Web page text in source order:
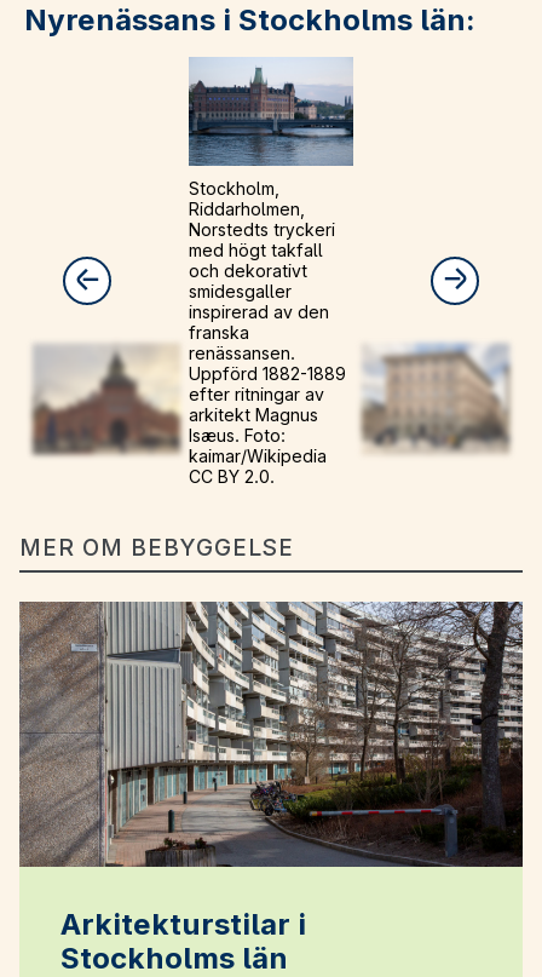
Nyrenässans i Stockholms län:
Stockholm,
Riddarholmen,
Norstedts tryckeri
med högt takfall
och dekorativt
smidesgaller
inspirerad av den
franska
renässansen.
Uppförd 1882-1889
efter ritningar av
arkitekt Magnus
Isæus. Foto:
kaimar/Wikipedia
CC BY 2.0.
MER OM BEBYGGELSE
Arkitekturstilar i
Stockholms län